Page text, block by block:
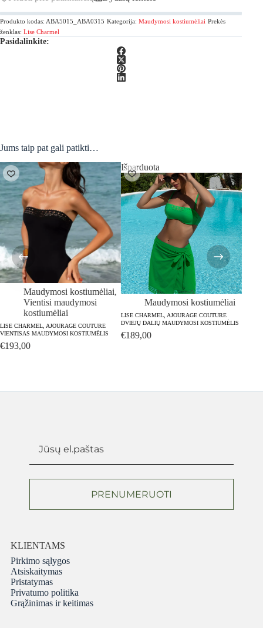
Charmel,
Ajourage
Couture
dviejų
dalių
Produkto kodas: ABA5015_ABA0315 Kategorija: Maudymosi kostiumėliai Prekės
ženklas: Lise Charmel
Pasidalinkite:
Jums taip pat gali patikti…
Maudymosi kostiumėliai,
Vientisi maudymosi
kostiumėliai
LISE CHARMEL, AJOURAGE COUTURE
VIENTISAS MAUDYMOSI KOSTIUMĖLIS
€193,00
Išparduota
Maudymosi kostiumėliai
LISE CHARMEL, AJOURAGE COUTURE
DVIEJŲ DALIŲ MAUDYMOSI KOSTIUMĖLIS
€189,00
PRENUMERUOTI
KLIENTAMS
Pirkimo sąlygos
Atsiskaitymas
Pristatymas
Privatumo politika
Grąžinimas ir keitimas